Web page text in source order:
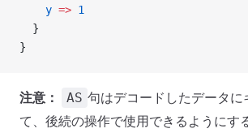
    y
=> 1
  }
}
注意： AS 句はデコードしたデータに
て、後続の操作で使用できるようにす